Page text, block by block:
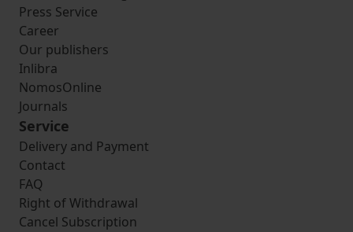
Press Service
Career
Our publishers
Inlibra
NomosOnline
Journals
Service
Delivery and Payment
Contact
FAQ
Right of Withdrawal
Cancel Subscription